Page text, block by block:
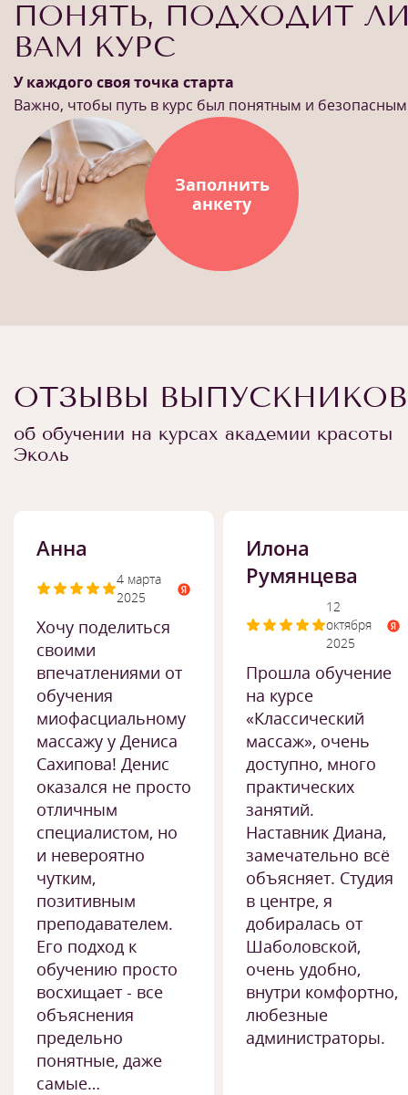
ПОНЯТЬ, ПОДХОДИТ
ВАМ КУРС
У каждого своя точка старта
Важно, чтобы путь в курс был понятным и безопасным
Заполнить
анкету
ОТЗЫВЫ ВЫПУСКНИКОВ
об обучении на курсах академии красоты
Эколь
Анна
4 марта
2025
Хочу поделиться
своими
впечатлениями от
обучения
миофасциальному
массажу у Дениса
Сахипова! Денис
оказался не просто
отличным
специалистом, но
и невероятно
чутким,
позитивным
преподавателем.
Его подход к
обучению просто
восхищает - все
объяснения
предельно
понятные, даже
самые…
Илона
Румянцева
12
октября
2025
Прошла обучение
на курсе
«Классический
массаж», очень
доступно, много
практических
занятий.
Наставник Диана,
замечательно всё
объясняет. Студия
в центре, я
добиралась от
Шаболовской,
очень удобно,
внутри комфортно,
любезные
администраторы.